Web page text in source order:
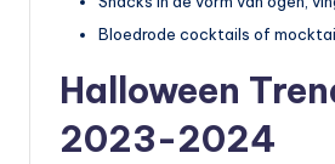
Bloedrode cocktails of
Halloween
2023-2024